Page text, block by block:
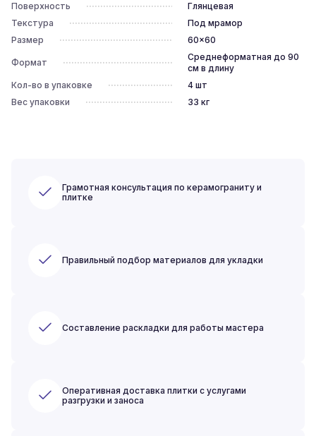
Поверхность
Глянцевая
Текстура
Под мрамор
Размер
60x60
Формат
Среднеформатная до 90
см в длину
Кол-во в упаковке
4шт
Вес упаковки
33 кг
Грамотная консультация по керамограниту и
плитке
Правильный подбор материалов для укладки
Составление раскладки для работы мастера
Оперативная доставка плитки с услугами
разгрузки и заноса